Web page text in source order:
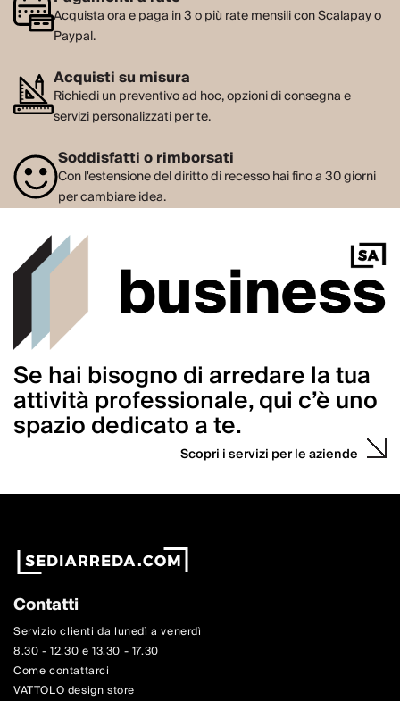
Acquista ora e paga in 3 o più rate mensili con Scalapay o
Paypal.
Acquisti su misura
Richiedi un preventivo ad hoc, opzioni di consegna e
servizi personalizzati per te.
Soddisfatti o rimborsati
Con l'estensione del diritto di recesso hai fino a 30 giorni
per cambiare idea.
Se hai bisogno di arredare la tua
attività professionale, qui c’è uno
spazio dedicato a te.
Scopri i servizi per le aziende
Contatti
Servizio clienti da lunedì a venerdì
8.30 - 12.30 e 13.30 - 17.30
Come contattarci
VATTOLO design store